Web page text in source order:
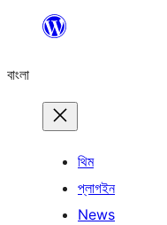
যান
বাংলা
থিম
প্লাগইন
News